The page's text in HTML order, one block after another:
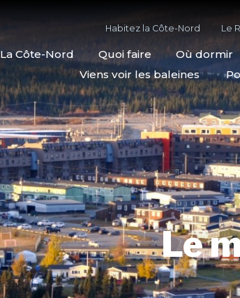
Habitez la Côte-Nord Le
La Côte-Nord Quoi faire Où dormir
Viens voir les baleines
Le